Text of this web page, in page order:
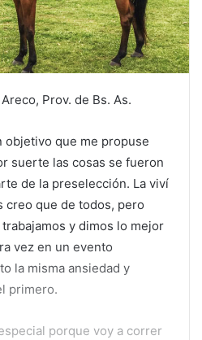
Prov. de Bs. As.
objetivo que me propuse
suerte las cosas se fueron
de la preselección. La viví
creo que de todos, pero
y dimos lo mejor
vez en un evento
la misma ansiedad y
primero.
porque voy a correr